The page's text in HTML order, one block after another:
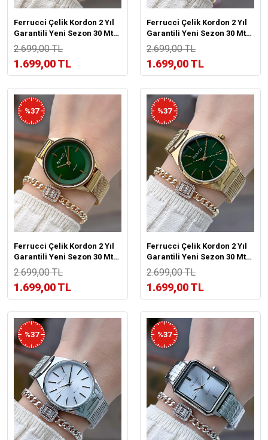
Ferrucci Çelik Kordon 2 Yıl
Garantili Yeni Sezon 30 Mt
Suya Dayanıklı Kadın Kol
Saati BFC.033443.01
2.699,00 TL
1.699,00 TL
Ferrucci Çelik Kordon 2 Yıl
Garantili Yeni Sezon 30 Mt
Suya Dayanıklı Kadın Kol
Saati BFC.033443.03
2.699,00 TL
1.699,00 TL
%37
Ferrucci Çelik Kordon 2 Yıl
Garantili Yeni Sezon 30 Mt
Suya Dayanıklı Kadın Kol
Saati BFC.033443.02
2.699,00 TL
1.699,00 TL
%37
Ferrucci Çelik Kordon 2 Yıl
Garantili Yeni Sezon 30 Mt
Suya Dayanıklı Kadın Kol
Saati BFC.03439.05
2.699,00 TL
1.699,00 TL
%37 %37